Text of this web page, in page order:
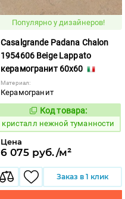
Популярно у дизайнеров!
Casalgrande Padana Chalon
1954606 Beige Lappato
керамогранит 60x60
Материал:
Керамогранит
820609
Код товара:
кристалл нежной туманности
Цена
6 075 руб./м²
Заказ в 1 клик